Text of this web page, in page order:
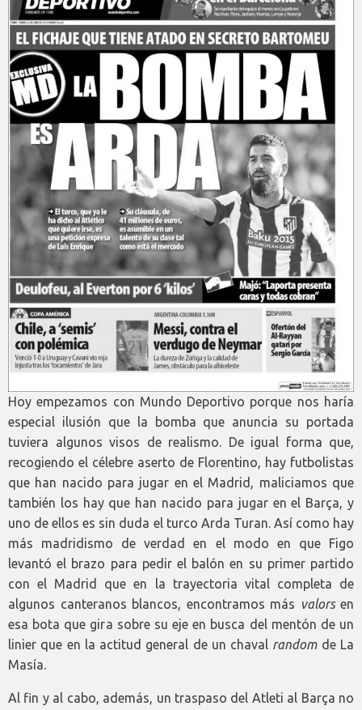
Hoy empezamos con Mundo Deportivo porque nos haría
especial ilusión que la bomba que anuncia su portada
tuviera algunos visos de realismo. De igual forma que,
recogiendo el célebre aserto de Florentino, hay futbolistas
que han nacido para jugar en el Madrid, maliciamos que
también los hay que han nacido para jugar en el Barça, y
uno de ellos es sin duda el turco Arda Turan. Así como hay
más madridismo de verdad en el modo en que Figo
levantó el brazo para pedir el balón en su primer partido
con el Madrid que en la trayectoria vital completa de
algunos canteranos blancos, encontramos más valorsen
esa bota que gira sobre su eje en busca del mentón de un
linier que en la actitud general de un chaval randomde La
Masía.
Al fin y al cabo, además, un traspaso del Atleti al Barça no